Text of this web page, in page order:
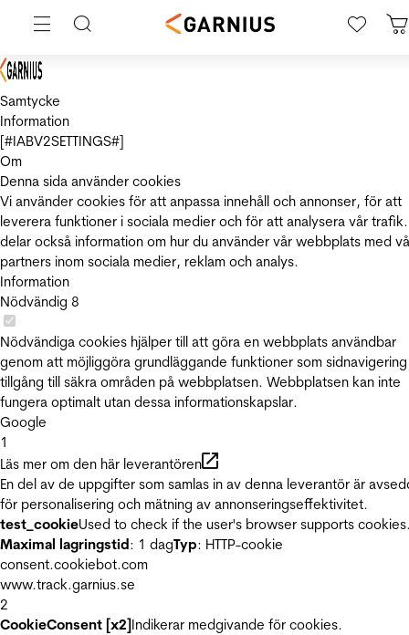
Samtycke
Information
[#IABV2SETTINGS#]
Om
Denna sida använder cookies
Vi använder cookies för att anpassa innehåll och annonser, för att
leverera funktioner i sociala medier och för att analysera vår
delar också information om hur du använder vår webbplats med
partners inom sociala medier, reklam och analys.
Information
Nödvändig 8
Nödvändiga cookies hjälper till att göra en webbplats användbar
genom att möjliggöra grundläggande funktioner som
tillgång till säkra områden på webbplatsen. Webbplatsen kan inte
fungera optimalt utan dessa informationskapslar.
Google
1
Läs mer om den här leverantören
En del av de uppgifter som samlas in av denna leverantör är
för personalisering och mätning av annonseringseffektivitet.
test_cookieUsed to check if the user's browser supports
Maximal lagringstid: 1 dagTyp: HTTP-cookie
consent.cookiebot.com
www.track.garnius.se
2
CookieConsent [x2]Indikerar medgivande för cookies.